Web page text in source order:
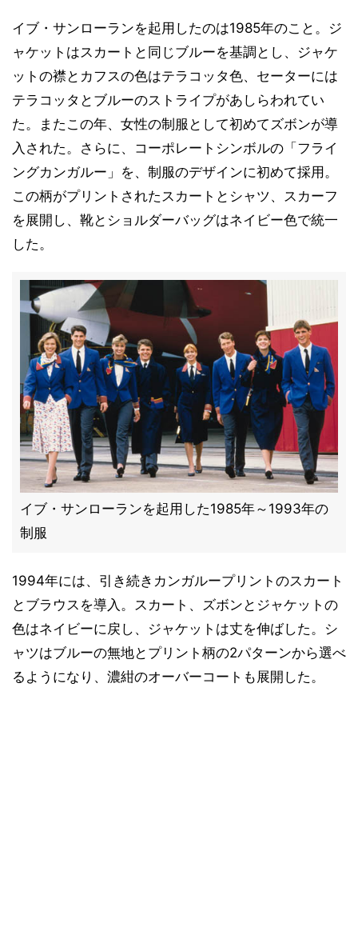
イブ・サンローランを起用したのは1985年のこと。ジ
ャケットはスカートと同じブルーを基調とし、ジャケ
ットの襟とカフスの色はテラコッタ色、セーターには
テラコッタとブルーのストライプがあしらわれてい
た。またこの年、女性の制服として初めてズボンが導
入された。さらに、コーポレートシンボルの「フライ
ングカンガルー」を、制服のデザインに初めて採用。
この柄がプリントされたスカートとシャツ、スカーフ
を展開し、靴とショルダーバッグはネイビー色で統一
した。
イブ・サンローランを起用した1985年～1993年の
制服
1994年には、引き続きカンガループリントのスカート
とブラウスを導入。スカート、ズボンとジャケットの
色はネイビーに戻し、ジャケットは丈を伸ばした。シ
ャツはブルーの無地とプリント柄の2パターンから選べ
るようになり、濃紺のオーバーコートも展開した。